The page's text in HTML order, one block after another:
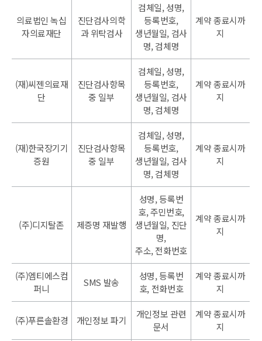
의료법인 녹십
자의료재단
진단검사의학
과 위탁검사
검체일, 성명,
등록번호,
생년월일, 검사
명, 검체명
계약 종료시까
지
(재)씨젠의료재
단
진단검사항목
중 일부
검체일, 성명,
등록번호,
생년월일, 검사
명, 검체명
계약 종료시까
지
(재)한국장기기
증원
진단검사항목
중 일부
검체일, 성명,
등록번호,
생년월일, 검사
명, 검체명
계약 종료시까
지
(주)디지탈존 제증명 재발행
성명, 등록번
호, 주민번호,
생년월일, 진단
명,
주소, 전화번호
계약 종료시까
지
(주)엠티에스컴
퍼니
SMS 발송
성명, 등록번
호, 전화번호
계약 종료시까
지
(주)푸른솔환경 개인정보 파기
개인정보 관련
문서
계약 종료시까
지